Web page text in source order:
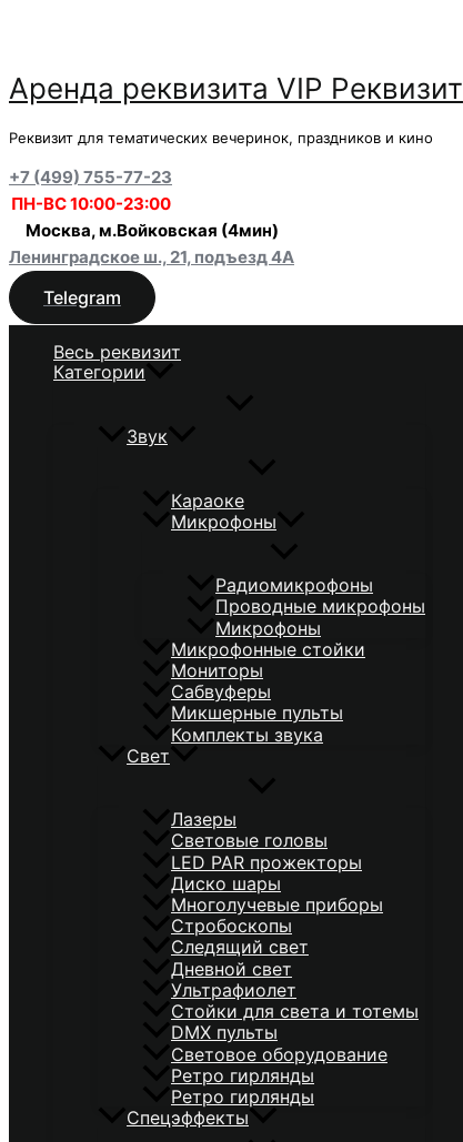
содержимому
Аренда реквизита VIP Реквизит
Реквизит для тематических вечеринок, праздников и кино
+7 (499) 755-77-23
ПН-ВС 10:00-23:00
Москва, м.Войковская (4мин)
Ленинградское ш., 21, подъезд 4А
Telegram
Весь реквизит
Категории
Звук
Караоке
Микрофоны
Радиомикрофоны
Проводные микрофоны
Микрофоны
Микрофонные стойки
Мониторы
Сабвуферы
Микшерные пульты
Комплекты звука
Свет
Лазеры
Световые головы
LED PAR прожекторы
Диско шары
Многолучевые приборы
Стробоскопы
Следящий свет
Дневной свет
Ультрафиолет
Стойки для света и тотемы
DMX пульты
Световое оборудование
Ретро гирлянды
Ретро гирлянды
Спецэффекты